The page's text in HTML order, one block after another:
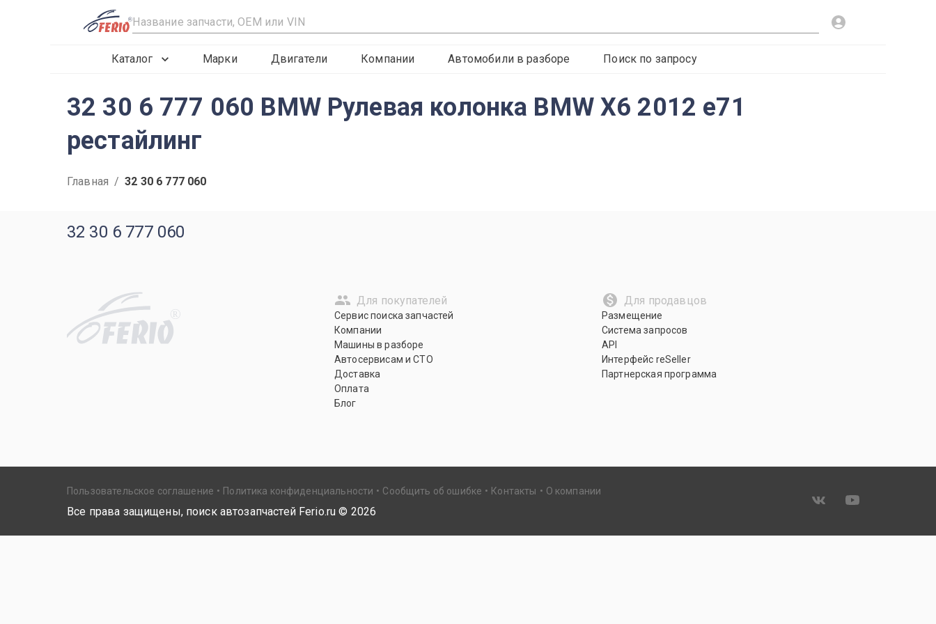
R
Каталог Марки Двигатели Компании Автомобили в разборе Поиск по запросу
32 30 6 777 060 BMW Рулевая колонка BMW X6 2012 e71
рестайлинг
Главная / 32 30 6 777 060
32 30 6 777 060
R
Для покупателей
Сервис поиска запчастей
Компании
Машины в разборе
Автосервисам и СТО
Доставка
Оплата
Блог
Для продавцов
Размещение
Система запросов
API
Интерфейс reSeller
Партнерская программа
Пользовательское соглашение Политика конфиденциальности Сообщить об ошибке Контакты О компании
Все права защищены, поиск автозапчастей Ferio.ru © 2026